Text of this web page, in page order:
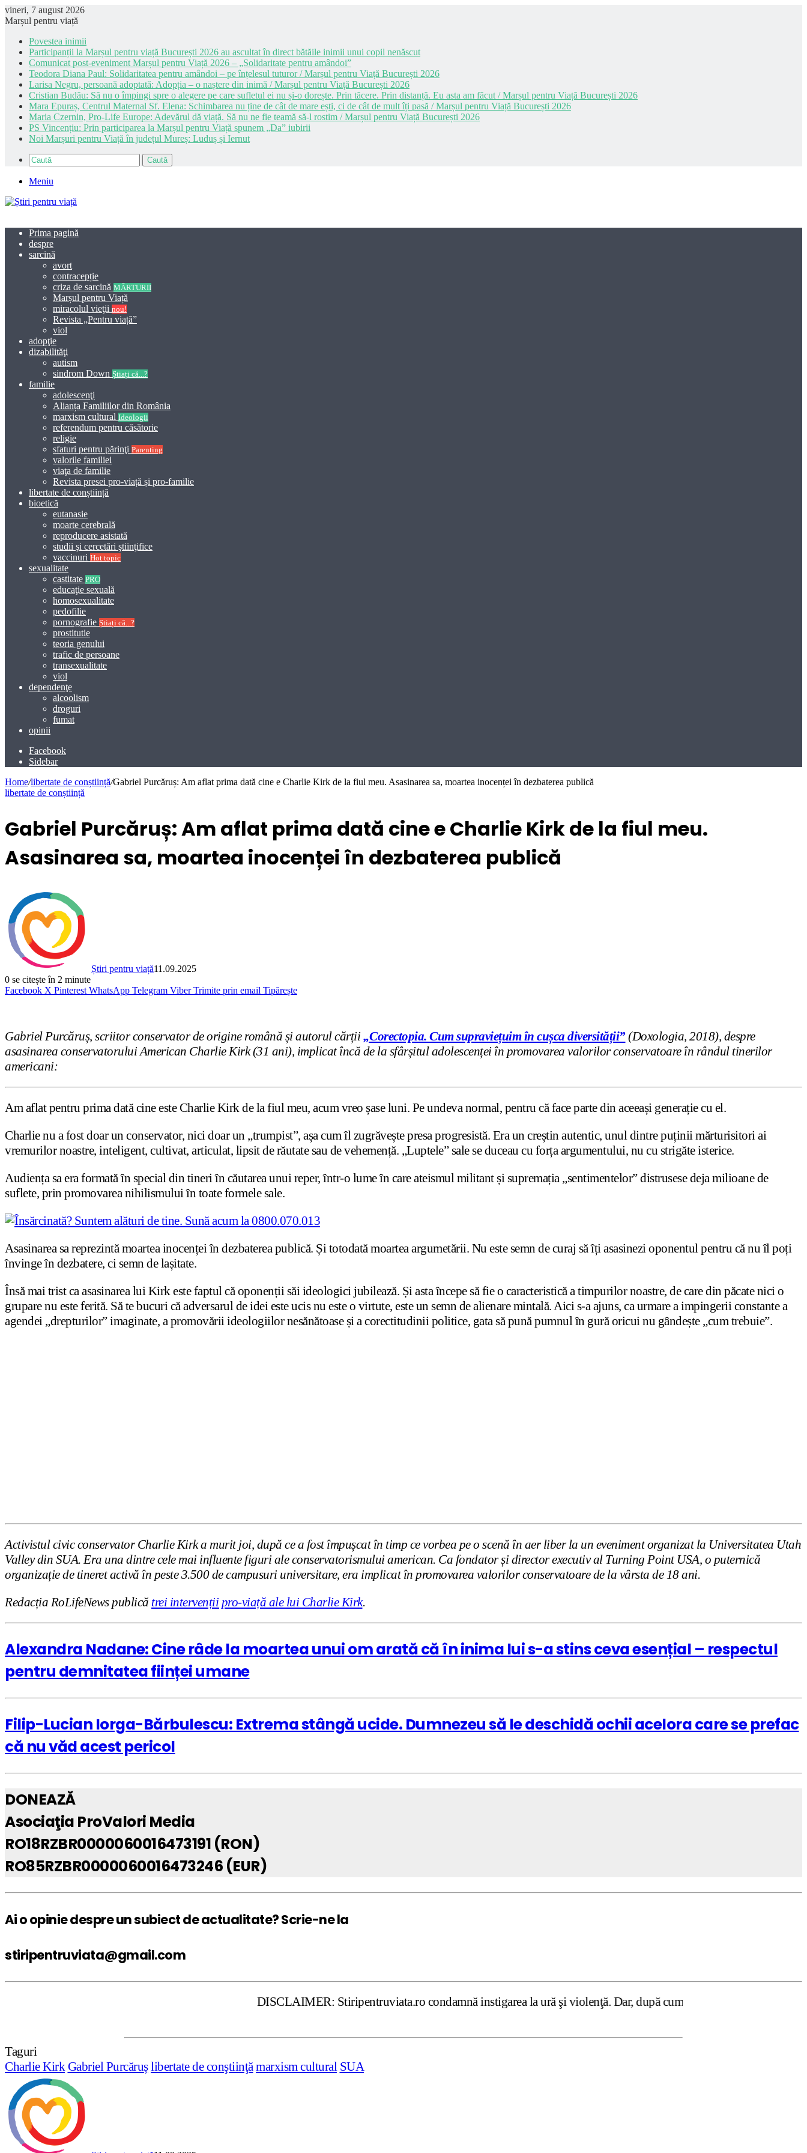
vineri, 7 august 2026
Marșul pentru viață
Povestea inimii
Participanții la Marșul pentru viață București 2026 au ascultat în direct bătăile inimii unui copil nenăscut
Comunicat post-eveniment Marșul pentru Viață 2026 – „Solidaritate pentru amândoi”
Teodora Diana Paul: Solidaritatea pentru amândoi – pe înțelesul tuturor / Marșul pentru Viață București 2026
Larisa Negru, persoană adoptată: Adopția – o naștere din inimă / Marșul pentru Viață București 2026
Cristian Budău: Să nu o împingi spre o alegere pe care sufletul ei nu și-o dorește. Prin tăcere. Prin distanță. Eu asta am făcut / Marșul pentru Viață București 2026
Mara Epuraș, Centrul Maternal Sf. Elena: Schimbarea nu ține de cât de mare ești, ci de cât de mult îți pasă / Marșul pentru Viață București 2026
Maria Czernin, Pro-Life Europe: Adevărul dă viață. Să nu ne fie teamă să-l rostim / Marșul pentru Viață București 2026
PS Vincențiu: Prin participarea la Marșul pentru Viață spunem „Da” iubirii
Noi Marșuri pentru Viață în județul Mureș: Luduș și Iernut
Caută
Meniu
Prima pagină
despre
sarcină
avort
contracepție
criza de sarcină MĂRTURII
Marșul pentru Viață
miracolul vieţii nou!
Revista „Pentru viață”
viol
adopţie
dizabilităţi
autism
sindrom Down Știați că...?
familie
adolescenţi
Alianța Familiilor din România
marxism cultural Ideologii
referendum pentru căsătorie
religie
sfaturi pentru părinţi Parenting
valorile familiei
viaţa de familie
Revista presei pro-viață și pro-familie
libertate de conștiință
bioetică
eutanasie
moarte cerebrală
reproducere asistată
studii şi cercetări ştiinţifice
vaccinuri Hot topic
sexualitate
castitate PRO
educaţie sexuală
homosexualitate
pedofilie
pornografie Știați că...?
prostitutie
teoria genului
trafic de persoane
transexualitate
viol
dependenţe
alcoolism
droguri
fumat
opinii
Facebook
Sidebar
Home/libertate de conștiință/Gabriel Purcăruș: Am aflat prima dată cine e Charlie Kirk de la fiul meu. Asasinarea sa, moartea inocenței în dezbaterea publică
libertate de conștiință
Gabriel Purcăruș: Am aflat prima dată cine e Charlie Kirk de la fiul meu.
Asasinarea sa, moartea inocenței în dezbaterea publică
Știri pentru viață11.09.2025
0 se citește în 2 minute
Facebook X Pinterest WhatsApp Telegram Viber Trimite prin email Tipărește
Gabriel Purcăruș, scriitor conservator de origine română și autorul cărții„Corectopia. Cum supraviețuim în cușca diversității”(Doxologia, 2018), despre
asasinarea conservatorului American Charlie Kirk (31 ani), implicat încă de la sfârșitul adolescenței în promovarea valorilor conservatoare în rândul tinerilor
americani:
Am aflat pentru prima dată cine este Charlie Kirk de la fiul meu, acum vreo șase luni. Pe undeva normal, pentru că face parte din aceeași generație cu el.
Charlie nu a fost doar un conservator, nici doar un „trumpist”, așa cum îl zugrăvește presa progresistă. Era un creștin autentic, unul dintre puținii mărturisitori ai
vremurilor noastre, inteligent, cultivat, articulat, lipsit de răutate sau de vehemență. „Luptele” sale se duceau cu forța argumentului, nu cu strigăte isterice.
Audiența sa era formată în special din tineri în căutarea unui reper, într-o lume în care ateismul militant și supremația „sentimentelor” distrusese deja milioane de
suflete, prin promovarea nihilismului în toate formele sale.
Asasinarea sa reprezintă moartea inocenței în dezbaterea publică. Și totodată moartea argumetării. Nu este semn de curaj să îți asasinezi oponentul pentru că nu îl poți
învinge în dezbatere, ci semn de lașitate.
Însă mai trist ca asasinarea lui Kirk este faptul că oponenții săi ideologici jubilează. Și asta începe să fie o caracteristică a timpurilor noastre, de care din păcate nici o
grupare nu este ferită. Să te bucuri că adversarul de idei este ucis nu este o virtute, este un semn de alienare mintală. Aici s-a ajuns, ca urmare a impingerii constante a
agendei „drepturilor” imaginate, a promovării ideologiilor nesănătoase și a corectitudinii politice, gata să pună pumnul în gură oricui nu gândește „cum trebuie”.
Activistul civic conservator Charlie Kirk a murit joi, după ce a fost împușcat în timp ce vorbea pe o scenă în aer liber la un eveniment organizat la Universitatea Utah
Valley din SUA. Era una dintre cele mai influente figuri ale conservatorismului american. Ca fondator și director executiv al Turning Point USA, o puternică
organizație de tineret activă în peste 3.500 de campusuri universitare, era implicat în promovarea valorilor conservatoare de la vârsta de 18 ani.
Redacția RoLifeNews publică trei intervenții pro-viață ale lui Charlie Kirk.
Alexandra Nadane: Cine râde la moartea unui om arată că în inima lui s-a stins ceva esențial – respectul
pentru demnitatea ființei umane
Filip-Lucian Iorga-Bărbulescu: Extrema stângă ucide. Dumnezeu să le deschidă ochii acelora care se prefac
că nu văd acest pericol
DONEAZĂ
Asociaţia ProValori Media
RO18RZBR0000060016473191 (RON)
RO85RZBR0000060016473246 (EUR)
Ai o opinie despre un subiect de actualitate? Scrie-ne la
stiripentruviata@gmail.com
DISCLAIMER: Stiripentruviata.ro condamnă instigarea la ură şi violenţă. Dar, după cum confirmă şi CEDO în cazul
Taguri
Charlie Kirk Gabriel Purcărușlibertate de conştiinţămarxism cultural SUA